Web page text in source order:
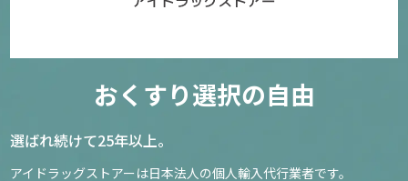
おくすり選択の自由
選ばれ続けて25年以上。
アイドラッグストアーは日本法人の個人輸入代行業者です。